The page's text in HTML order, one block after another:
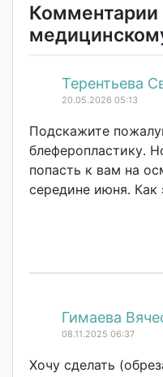
Комментарии
Терентьева
20.05.2026 05:13
Подскажите
блеферопластику.
попасть к вам на
середине июня. Как
Гимаева
08.11.2025 06:37
Хочу сделать